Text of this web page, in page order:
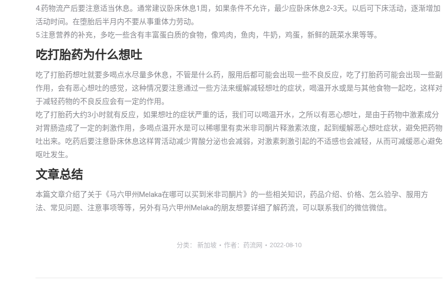
4.药物流产后要注意适当休息。通常建议卧床休息1周，如果条件不允许，最少应卧床休息2-3天。以后可下床活动，逐渐增加
活动时间。在堕胎后半月内不要从事重体力劳动。
5.注意营养的补充，多吃一些含有丰富蛋白质的食物，像鸡肉，鱼肉，牛奶，鸡蛋，新鲜的蔬菜水果等等。
吃打胎药为什么想吐
吃了打胎药想吐就要多喝点水尽量多休息，不管是什么药，服用后都可能会出现一些不良反应，吃了打胎药可能会出现一些副
作用，会有恶心想吐的感觉，这种情况要注意通过一些方法来缓解减轻想吐的症状，喝温开水或是与其他食物一起吃，这样对
于减轻药物的不良反应会有一定的作用。
吃了打胎药大约3小时就有反应，如果想吐的症状严重的话，我们可以喝温开水，之所以有恶心想吐，是由于药物中激素成分
对胃肠造成了一定的刺激作用，多喝点温开水是可以稀哪里有卖米非司酮片释激素浓度，起到缓解恶心想吐症状，避免把药物
吐出来。吃药后要注意卧床休息这样胃活动减少胃酸分泌也会减弱，对激素刺激引起的不适感也会减轻，从而可减缓恶心避免
呕吐发生。
文章总结
本篇文章介绍了关于《马六甲州Melaka在哪可以买到米非司酮片》的一些相关知识，药品介绍、价格、怎么验孕、服用方
法、常见问题、注意事项等等，另外有马六甲州Melaka的朋友想要详细了解药流，可以联系我们的微信微信。
分类： 新加坡 作者： 药流网 2022-08-10